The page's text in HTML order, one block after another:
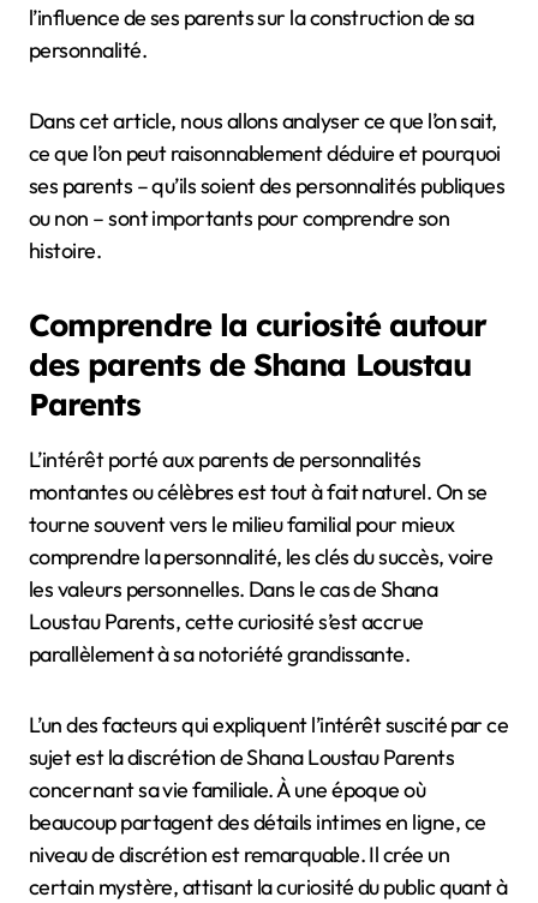
l’influence de ses parents sur la construction de sa
personnalité.
Dans cet article, nous allons analyser ce que l’on sait,
ce que l’on peut raisonnablement déduire et pourquoi
ses parents – qu’ils soient des personnalités publiques
ou non – sont importants pour comprendre son
histoire.
Comprendre la curiosité autour
des parents de Shana Loustau
Parents
L’intérêt porté aux parents de personnalités
montantes ou célèbres est tout à fait naturel. On se
tourne souvent vers le milieu familial pour mieux
comprendre la personnalité, les clés du succès, voire
les valeurs personnelles. Dans le cas de Shana
Loustau Parents, cette curiosité s’est accrue
parallèlement à sa notoriété grandissante.
L’un des facteurs qui expliquent l’intérêt suscité par ce
sujet est la discrétion de Shana Loustau Parents
concernant sa vie familiale. À une époque où
beaucoup partagent des détails intimes en ligne, ce
niveau de discrétion est remarquable. Il crée un
certain mystère, attisant la curiosité du public quant à